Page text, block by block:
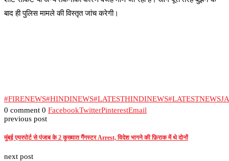
बाद ही पुलिस मामले की विस्तृत जांच करेगी।
#FIRENEWS#HINDINEWS#LATESTHINDINEWS
0 comment 0 FacebookTwitterPinterestEmail
previous post
मुंबई एयरपोर्ट से पंजाब के 2 कुख्यात गैंगस्टर Arrest, विदेश भागने की फ़िराक में थे दोनों
next post